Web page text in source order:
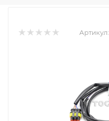
Артикул: